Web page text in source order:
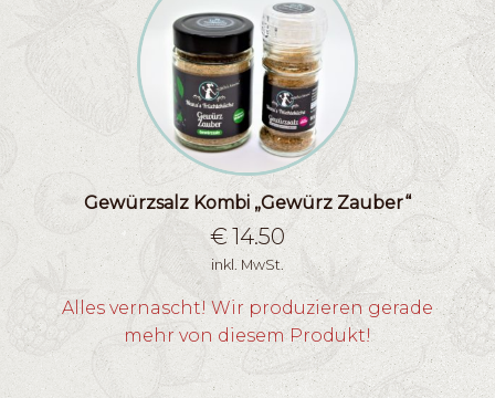
Gewürzsalz Kombi „Gewürz Zauber“
€14.50
inkl. MwSt.
Alles vernascht! Wir produzieren gerade
mehr von diesem Produkt!